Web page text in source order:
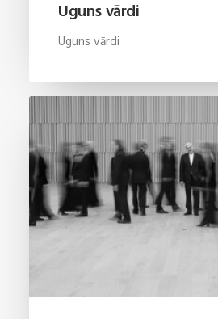
Uguns vārdi
Uguns vārdi